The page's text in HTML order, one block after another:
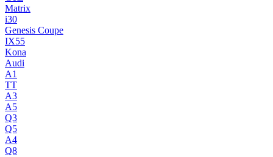
Matrix
i30
Genesis Coupe
IX55
Kona
Audi
A1
TT
A3
A5
Q3
Q5
A4
Q8